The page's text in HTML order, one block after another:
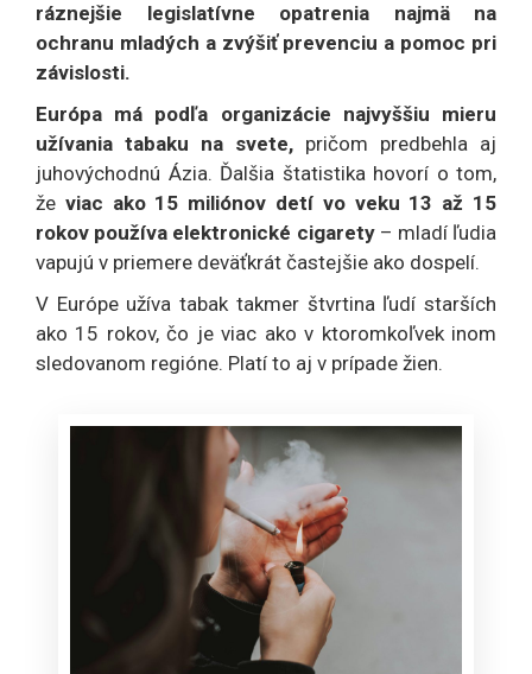
ráznejšie legislatívne opatrenia najmä na
ochranu mladých a zvýšiť prevenciu a pomoc pri
závislosti.
Európa má podľa organizácie najvyššiu mieru
užívania tabaku na svete, pričom predbehla aj
juhovýchodnú Ázia. Ďalšia štatistika hovorí o tom,
že viac ako 15 miliónov detí vo veku 13 až 15
rokov používa elektronické cigarety– mladí ľudia
vapujú v priemere deväťkrát častejšie ako dospelí.
V Európe užíva tabak takmer štvrtina ľudí starších
ako 15 rokov, čo je viac ako v ktoromkoľvek inom
sledovanom regióne. Platí to aj v prípade žien.